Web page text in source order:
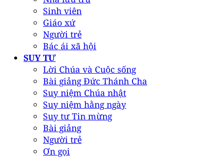
Sinh viên
Giáo xứ
Người trẻ
Bác ái xã hội
SUY TƯ
Lời Chúa và Cuộc sống
Bài giảng Đức Thánh Cha
Suy niệm Chúa nhật
Suy niệm hằng ngày
Suy tư Tin mừng
Bài giảng
Người trẻ
Ơn gọi